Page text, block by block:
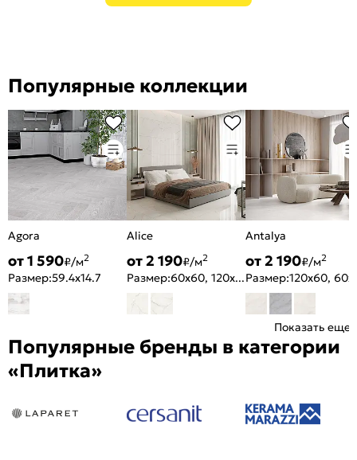
Популярные коллекции
Agora
от 1 590₽/м2
Размер:59.4x14.7
Alice
от 2 190₽/м2
Размер: 60x60, 120x60
Antalya
от 2 190₽/м2
Размер:
Показать еще
Популярные бренды в категории
«Плитка»